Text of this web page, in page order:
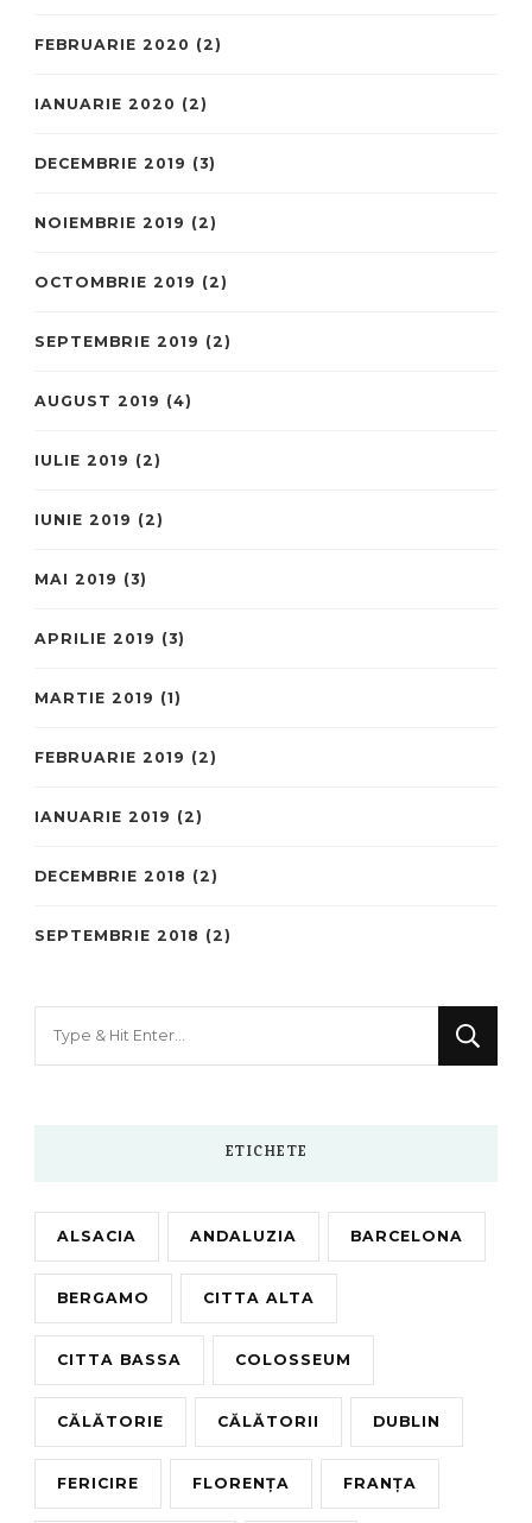
FEBRUARIE 2020 (2)
IANUARIE 2020 (2)
DECEMBRIE 2019 (3)
NOIEMBRIE 2019 (2)
OCTOMBRIE 2019 (2)
SEPTEMBRIE 2019 (2)
AUGUST 2019 (4)
IULIE 2019 (2)
IUNIE 2019 (2)
MAI 2019 (3)
APRILIE 2019 (3)
MARTIE 2019 (1)
FEBRUARIE 2019 (2)
IANUARIE 2019 (2)
DECEMBRIE 2018 (2)
SEPTEMBRIE 2018 (2)
ETICHETE
ALSACIA ANDALUZIA BARCELONA
BERGAMO CITTA ALTA
CITTA BASSA COLOSSEUM
CĂLĂTORIE CĂLĂTORII DUBLIN
FERICIRE FLORENȚA FRANȚA